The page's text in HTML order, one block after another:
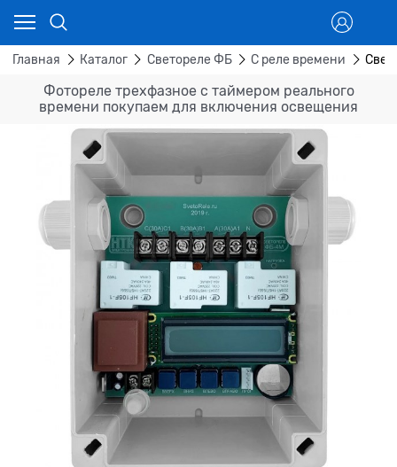
Главная Каталог Светореле ФБ С реле времени
Фотореле трехфазное с таймером реального
времени покупаем для включения освещения